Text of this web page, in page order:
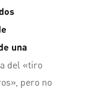
una
del «tiro
pero no